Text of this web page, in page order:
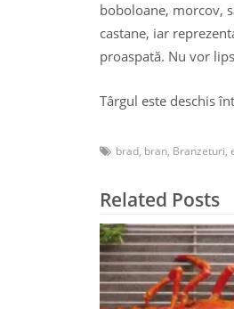
boboloane, morcov,
castane, iar
proaspată. Nu vor
Târgul este deschis
brad, bran, Branzeturi,
Related Posts